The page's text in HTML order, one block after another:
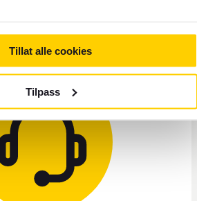
Tillat alle cookies
Tilpass
du hjelp?